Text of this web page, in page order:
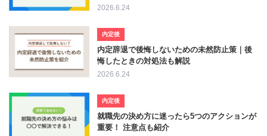
2026.6.24
内定後
内定辞退で後悔しないための未然防止策｜後
悔したときの対処法も解説
2026.6.24
内定後
就職先の決め方に迷ったら5つのアクションが
重要！ 注意点も紹介